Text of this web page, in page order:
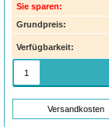
Sie sparen:
Grundpreis:
Verfügbarkeit:
Versandkosten